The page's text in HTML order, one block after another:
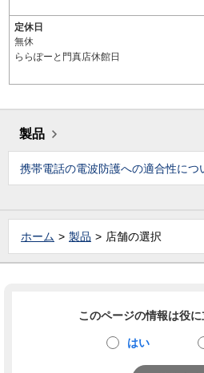
定休日
無休
ららぽーと門真店休館日
製品
携帯電話の電波防護への適合性につ
ホーム 製品 店舗の選択
このページの情報は役
はい